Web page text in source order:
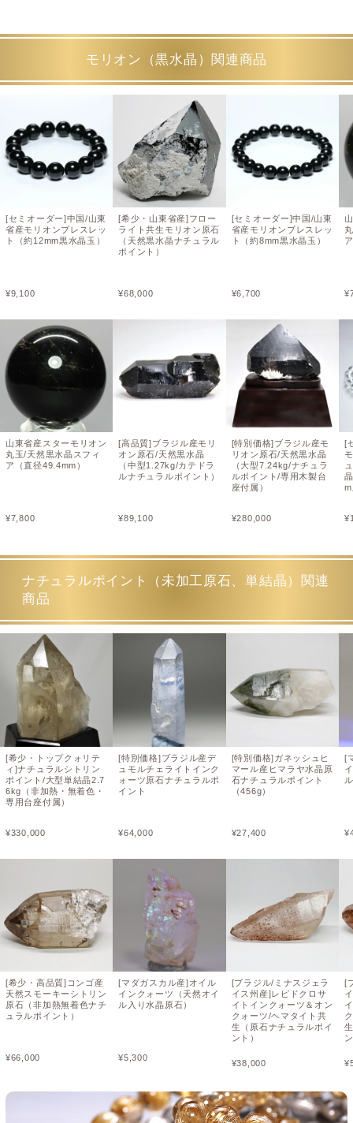
モリオン（黒水晶）関連商品
[セミオーダー]中国/山東
省産モリオンブレスレッ
ト（約12mm黒水晶玉）
¥9,100
山東省産スターモリオン
丸玉/天然黒水晶スフィ
ア（直径49.4mm）
¥7,800
[希少・山東省産]フロー
ライト共生モリオン原石
（天然黒水晶ナチュラル
ポイント）
¥68,000
[高品質]ブラジル産モリ
オン原石/天然黒水晶
（中型1.27kg/カテドラ
ルナチュラルポイント）
¥89,100
[セミオーダー]中国/山東
省産モリオンブレスレッ
ト（約8mm黒水晶玉）
¥6,700
[特別価格]ブラジル産モ
リオン原石/天然黒水晶
（大型7.24kg/ナチュラ
ルポイント/専用木製台
座付属）
¥280,000
¥
[
¥
ナチュラルポイント（未加工原石、単結晶）関連
商品
[希少・トップクォリテ
ィ]ナチュラルシトリン
ポイント/大型単結晶2.7
6kg（非加熱・無着色・
専用台座付属）
¥330,000
[希少・高品質]コンゴ産
天然スモーキーシトリン
原石（非加熱無着色ナチ
ュラルポイント）
¥66,000
[特別価格]ブラジル産デ
ュモルチェライトインク
ォーツ原石ナチュラルポ
イント
¥64,000
[マダガスカル産]オイル
インクォーツ（天然オイ
ル入り水晶原石）
¥5,300
[特別価格]ガネッシュヒ
マール産ヒマラヤ水晶原
石ナチュラルポイント
（456g）
¥27,400
[ブラジル/ミナスジェラ
イス州産]レピドクロサ
イトインクォーツ＆オン
クォーツ/ヘマタイト共
生（原石ナチュラルポイ
ント）
¥38,000
[
¥
[
¥